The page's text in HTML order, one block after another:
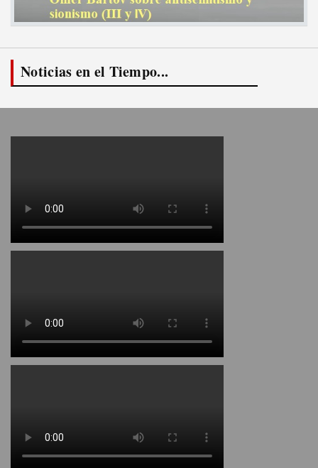
Noticias en el Tiempo...